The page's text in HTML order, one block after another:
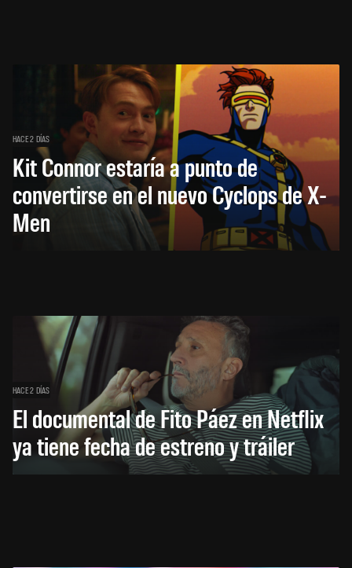
HACE 2 DÍAS
Kit Connor estaría a punto de
convertirse en el nuevo Cyclops de X-
Men
HACE 2 DÍAS
El documental de Fito Páez en Netflix
ya tiene fecha de estreno y tráiler